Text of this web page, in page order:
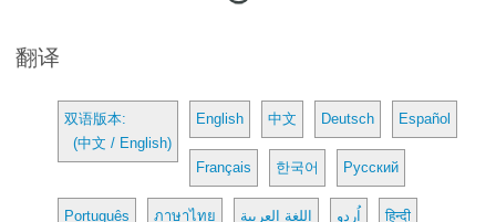
翻译
双语版本:
(中文 / English)
English 中文 Deutsch Español
Français 한국어 Русский
Português ภาษาไทย اللغة العربية اُردو हिन्दी